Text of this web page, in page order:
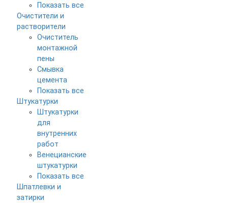
Показать все
Очистители и
растворители
Очиститель
монтажной
пены
Смывка
цемента
Показать все
Штукатурки
Штукатурки
для
внутренних
работ
Венецианские
штукатурки
Показать все
Шпатлевки и
затирки